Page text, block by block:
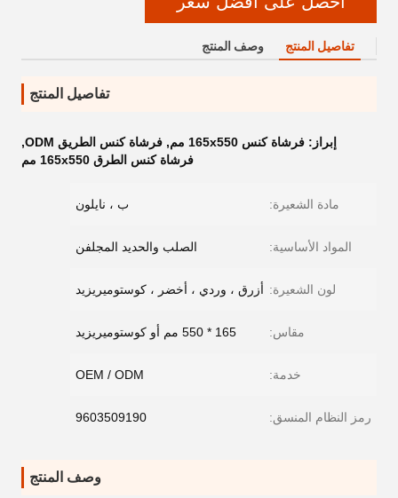
تفاصيل المنتج وصف المنتج
تفاصيل المنتج
إبراز: فرشاة كنس 165x550 مم , فرشاة كنس الطريق ODM
,
فرشاة كنس الطرق 165x550 مم
مادة الشعيرة: ب ، نايلون
المواد الأساسية: الصلب والحديد المجلفن
لون الشعيرة: أزرق ، وردي ، أخضر ، كوستوميريزيد
مقاس: 165 * 550 مم أو كوستوميريزيد
خدمة: OEM / ODM
رمز النظام المنسق: 9603509190
وصف المنتج